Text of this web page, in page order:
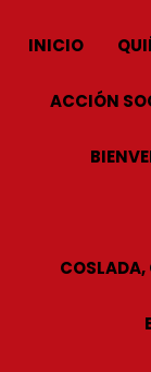
INICIO
ACCIÓN
COSLADA,